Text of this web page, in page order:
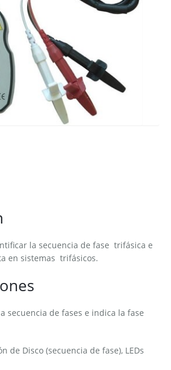
la secuencia de fase trifásica e
en sistemas trifásicos.
secuencia de fases e indica la fase
de Disco (secuencia de fase), LEDs